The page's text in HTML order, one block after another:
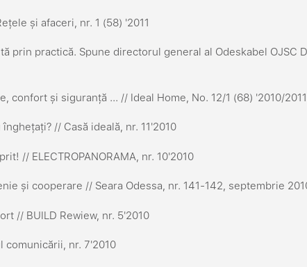
și afaceri, nr. 1 (58) '2011
prin practică. Spune directorul general al Odeskabel OJSC
confort și siguranță ... // Ideal Home, No. 12/1 (68) '2010/2011
// Casă ideală, nr. 11'2010
// ELECTROPANORAMA, nr. 10'2010
și cooperare // Seara Odessa, nr. 141-142, septembrie
// BUILD Rewiew, nr. 5'2010
comunicării, nr. 7'2010